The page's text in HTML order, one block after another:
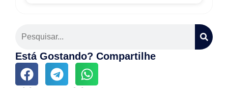
Está Gostando? Compartilhe